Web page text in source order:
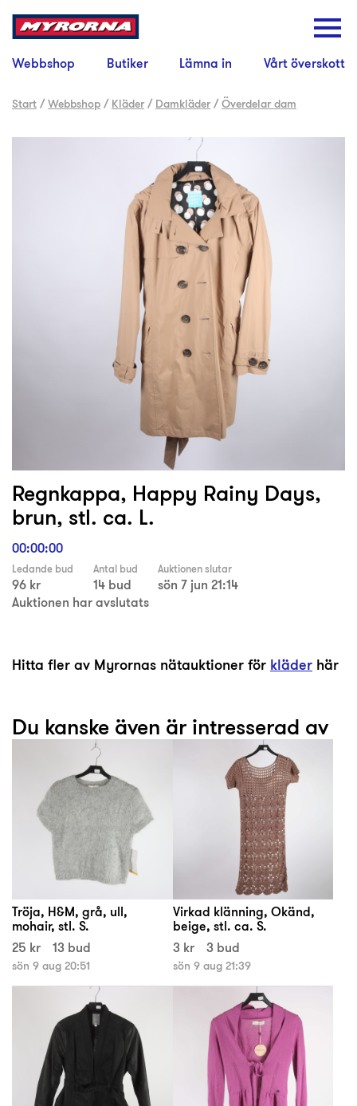
Webbshop Butiker Lämna in Vårt överskott
Start /Webbshop / Kläder / Damkläder /Överdelar dam
Regnkappa, Happy Rainy Days,
brun, stl. ca. L.
00:00:00
Ledande bud
96 kr
Antal bud
14 bud
Auktionen slutar
sön 7 jun 21:14
Auktionen har avslutats
Hitta fler av Myrornas nätauktioner för kläder här
Du kanske även är intresserad av
Tröja, H&M, grå, ull,
mohair, stl. S.
25 kr
13 bud
sön 9 aug 20:51
Virkad klänning, Okänd,
beige, stl. ca. S.
3 kr
3 bud
sön 9 aug 21:39